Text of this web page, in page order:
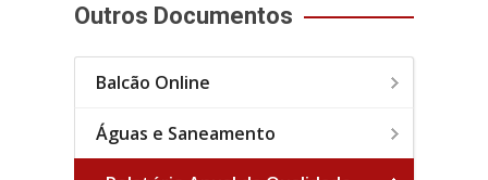
Outros Documentos
Balcão Online
Águas e Saneamento